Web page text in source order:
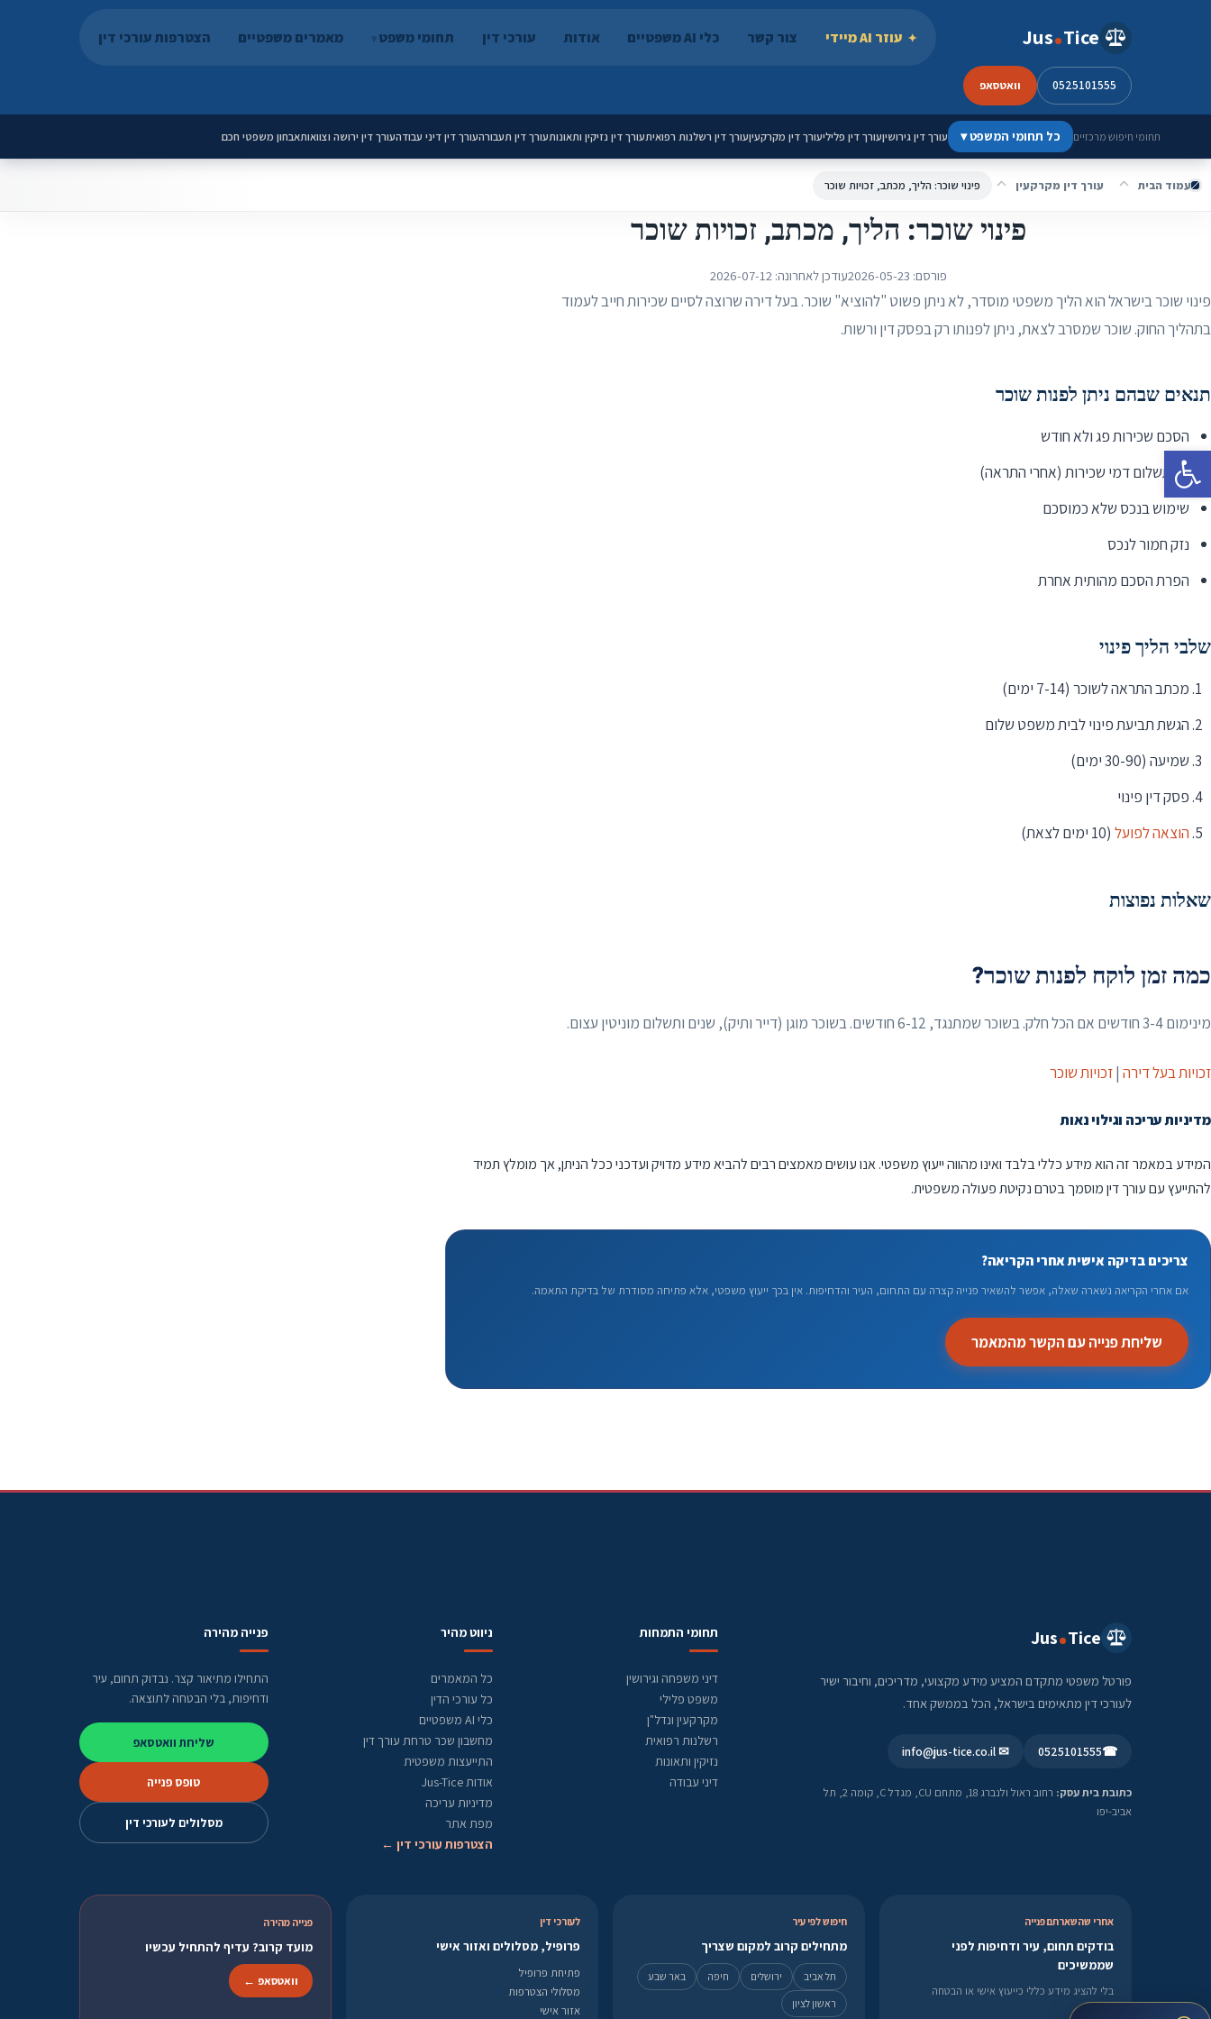
פתח סרגל נגישות
Jus Tice עוזר AI מיידי צור קשר כלי AI משפטיים אודות עורכי דין תחומי משפט מאמרים משפטיים הצטרפות עורכי דין
0525101555 וואטסאפ
תחומי חיפוש מרכזיים כל תחומי המשפט▾ עורך דין גירושיןעורך דין פליליעורך דין מקרקעיןעורך דין רשלנות רפואיתעורך דין נזיקין ותאונותעורך דין תעבורהעורך דין דיני עבודהעורך דין ירושה וצוואותאבחון משפטי חכם
עמוד הבית עורך דין מקרקעין פינוי שוכר: הליך, מכתב, זכויות שוכר
פינוי שוכר: הליך, מכתב, זכויות שוכר
פורסם: 2026-05-23עודכן לאחרונה:2026-07-12
פינוי שוכר בישראל הוא הליך משפטי מוסדר, לא ניתן פשוט "להוציא" שוכר. בעל דירה שרוצה לסיים שכירות חייב לעמוד
בתהליך החוק. שוכר שמסרב לצאת, ניתן לפנותו רק בפסק דין ורשות.
תנאים שבהם ניתן לפנות שוכר
הסכם שכירות פג ולא חודש
אי-תשלום דמי שכירות (אחרי התראה)
שימוש בנכס שלא כמוסכם
נזק חמור לנכס
הפרת הסכם מהותית אחרת
שלבי הליך פינוי
מכתב התראה לשוכר (7-14 ימים)
הגשת תביעת פינוי לבית משפט שלום
שמיעה (30-90 ימים)
פסק דין פינוי
הוצאה לפועל (10 ימים לצאת)
שאלות נפוצות
כמה זמן לוקח לפנות שוכר?
מינימום 3-4 חודשים אם הכל חלק. בשוכר שמתנגד, 6-12 חודשים. בשוכר מוגן (דייר ותיק), שנים ותשלום מוניטין עצום.
זכויות בעל דירה |זכויות שוכר
מדיניות עריכה וגילוי נאות
המידע במאמר זה הוא מידע כללי בלבד ואינו מהווה ייעוץ משפטי. אנו עושים מאמצים רבים להביא מידע מדויק ועדכני ככל הניתן, אך מומלץ תמיד
להתייעץ עם עורך דין מוסמך בטרם נקיטת פעולה משפטית.
צריכים בדיקה אישית אחרי הקריאה?
אם אחרי הקריאה נשארה שאלה, אפשר להשאיר פנייה קצרה עם התחום, העיר והדחיפות. אין בכך ייעוץ משפטי, אלא פתיחה מסודרת של בדיקת התאמה.
שליחת פנייה עם הקשר מהמאמר
Jus Tice
פורטל משפטי מתקדם המציע מידע מקצועי, מדריכים, וחיבור ישיר
לעורכי דין מתאימים בישראל, הכל בממשק אחד.
☎
0525101555
✉ info@jus-tice.co.il
כתובת בית עסק:
רחוב ראול ולנברג 18, מתחם CU, מגדל C, קומה 2, תל
אביב-יפו
תחומי התמחות
דיני משפחה וגירושין
משפט פלילי
מקרקעין ונדל"ן
רשלנות רפואית
נזיקין ותאונות
דיני עבודה
ניווט מהיר
כל המאמרים
כל עורכי הדין
כלי AI משפטיים
מחשבון שכר טרחת עורך דין
התייעצות משפטית
אודות Jus-Tice
מדיניות עריכה
מפת אתר
הצטרפות עורכי דין ←
פנייה מהירה
התחילו מתיאור קצר. נבדוק תחום, עיר
ודחיפות, בלי הבטחה לתוצאה.
שליחת וואטסאפ
טופס פנייה
מסלולים לעורכי דין
אחרי שהשארתם פנייה
בודקים תחום, עיר ודחיפות לפני
שממשיכים
בלי להציג מידע כללי כייעוץ אישי או הבטחה
לתוצאה.
חיפוש לפי עיר
מתחילים קרוב למקום שצריך
תל אביב ירושלים חיפה
באר שבע
ראשון לציון
לעורכי דין
פרופיל, מסלולים ואזור אישי
פתיחת פרופיל
מסלולי הצטרפות
אזור אישי
פנייה מהירה
מועד קרוב? עדיף להתחיל עכשיו
וואטסאפ ←